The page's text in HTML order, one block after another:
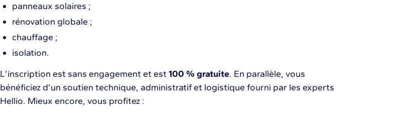
panneaux solaires ;
rénovation globale ;
chauffage ;
isolation.
L’inscription est sans engagement et est 100 % gratuite. En parallèle, vous
bénéficiez d’un soutien technique, administratif et logistique fourni par les experts
Hellio. Mieux encore, vous profitez :